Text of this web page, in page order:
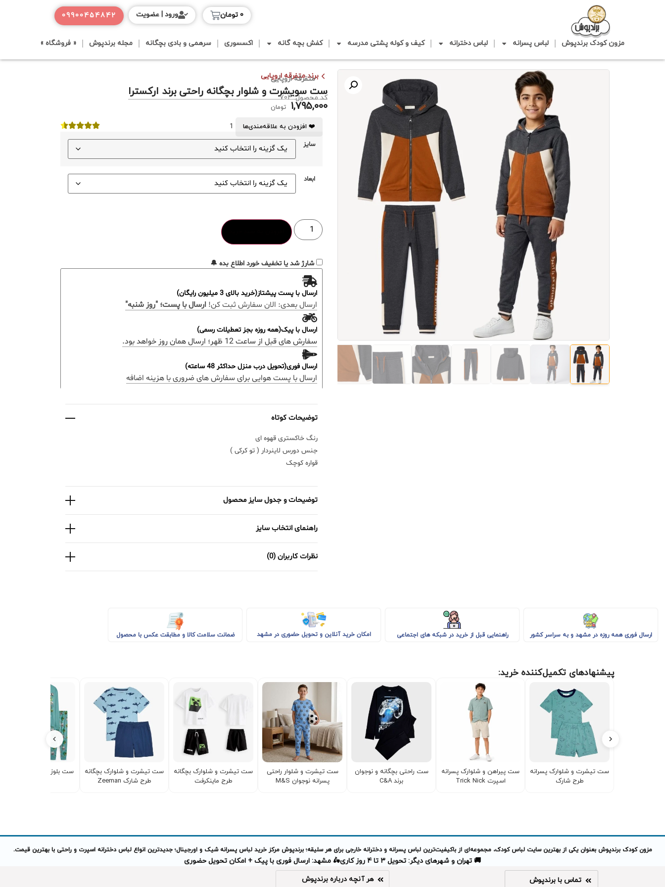
مزون کودک برندپوش لباس پسرانه لباس دخترانه کیف و کوله پشتی مدرسه کفش بچه گانه اکسسوری سرهمی و بادی بچگانه مجله برندپوش « فروشگاه »
0 تومان 09900454842 ورود | عضویت
برند متفرقه اروپایی
متفرقه اروپایی
ست سویشرت و شلوار بچگانه راحتی برند ارکسترا
کد محصول: 704
1,795,000 تومان
❤️ افزودن به علاقه‌مندی‌ها 1
سایز
ابعاد
شارژ شد یا تخفیف خورد اطلاع بده 🔔
ارسال با پست پیشتاز(خرید بالای 3 میلیون رایگان)
ارسال بعدی: الان سفارش ثبت کن! ارسال با پست؛ "روز شنبه"
ارسال با پیک(همه روزه بجز تعطیلات رسمی)
سفارش های قبل از ساعت 12 ظهر؛ ارسال همان روز خواهد بود.
ارسال فوری(تحویل درب منزل حداکثر 48 ساعته)
ارسال با پست هوایی برای سفارش های ضروری با هزینه اضافه
توضیحات کوتاه
رنگ خاکستری قهوه ای
جنس دورس لاینردار ( تو کرکی )
قواره کوچک
توضیحات و جدول سایز محصول
راهنمای انتخاب سایز
نظرات کاربران (0)
ارسال فوری همه روزه در مشهد و به سراسر کشور راهنمایی قبل از خرید در شبکه های اجتماعی امکان خرید آنلاین و تحویل حضوری در مشهد ضمانت سلامت کالا و مطابقت عکس با محصول
پیشنهادهای تکمیل‌کننده خرید:
ست تیشرت و شلوارک پسرانه
طرح شارک
ست پیراهن و شلوارک پسرانه
اسپرت Trick Nick
ست راحتی بچگانه و نوجوان
برند C&A
ست تیشرت و شلوار راحتی
پسرانه نوجوان M&S
ست تیشرت و شلوارک بچگانه
طرح ماینکرفت
ست تیشرت و شلوارک بچگانه
طرح شارک Zeeman
ست بلوز و شلوار پسرانه
مزون کودک برندپوش بعنوان یکی از بهترین سایت لباس کودک، مجموعه‌ای از باکیفیت‌ترین لباس پسرانه و دخترانه خارجی برای هر سلیقه؛ برندپوش مرکز خرید لباس پسرانه شیک و اورجینال؛ جدیدترین انواع لباس دخترانه اسپرت و راحتی با بهترین قیمت.
🚚 تهران و شهرهای دیگر: تحویل 3 تا 4 روز کاری 🛵 مشهد: ارسال فوری با پیک + امکان تحویل حضوری
تماس با برندپوش هر آنچه درباره برندپوش